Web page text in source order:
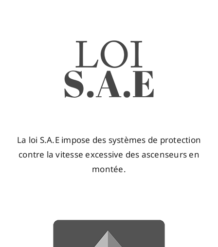
La loi S.A.E impose des systèmes de protection
contre la vitesse excessive des ascenseurs en
montée.